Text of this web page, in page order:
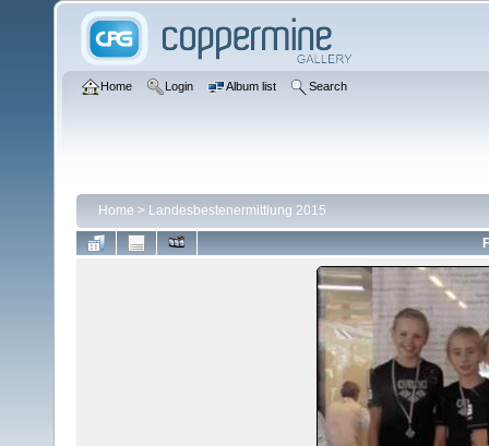
Home Login Album list Search
Home > Landesbestenermittlung 2015